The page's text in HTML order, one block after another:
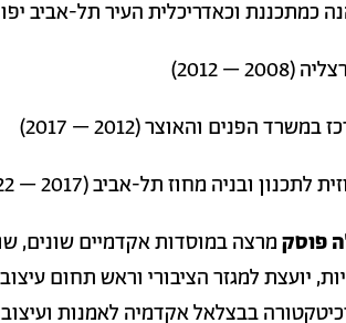
וכאדריכלית העיר תל-אביב יפו (1995 –
– 2012)
הפנים והאוצר (2012 – 2017)
ובניה מחוז תל-אביב (2017 – 2022)
פוסקמרצה במוסדות אקדמיים שונים,
יועצת למגזר הציבורי וראש תחום
בבצלאל אקדמיה לאמנות ועיצוב